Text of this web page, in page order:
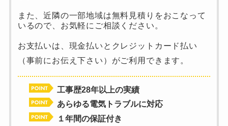
また、近隣の一部地域は無料見積りをおこなって
いるので、お気軽にご相談ください。
お支払いは、現金払いとクレジットカード払い
（事前にお伝え下さい）がご利用できます。
工事歴28年以上の実績
あらゆる電気トラブルに対応
１年間の保証付き